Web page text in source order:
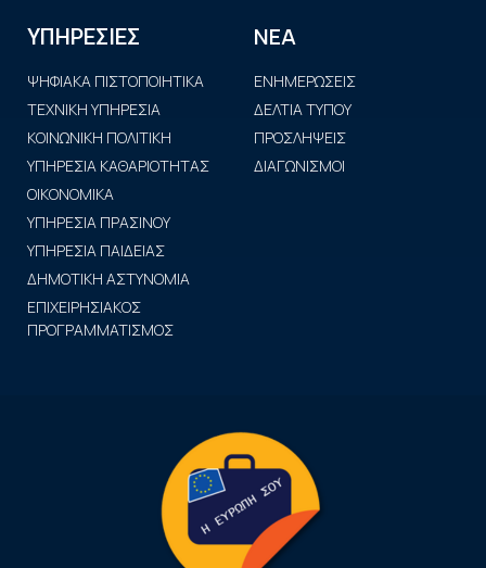
ΥΠΗΡΕΣΙΕΣ
ΨΗΦΙΑΚΑ ΠΙΣΤΟΠΟΙΗΤΙΚΑ
ΤΕΧΝΙΚΗ ΥΠΗΡΕΣΙΑ
ΚΟΙΝΩΝΙΚΗ ΠΟΛΙΤΙΚΗ
ΥΠΗΡΕΣΙΑ ΚΑΘΑΡΙΟΤΗΤΑΣ
ΟΙΚΟΝΟΜΙΚΑ
ΥΠΗΡΕΣΙΑ ΠΡΑΣΙΝΟΥ
ΥΠΗΡΕΣΙΑ ΠΑΙΔΕΙΑΣ
ΔΗΜΟΤΙΚΗ ΑΣΤΥΝΟΜΙΑ
ΕΠΙΧΕΙΡΗΣΙΑΚΟΣ
ΠΡΟΓΡΑΜΜΑΤΙΣΜΟΣ
ΝΕΑ
ΕΝΗΜΕΡΩΣΕΙΣ
ΔΕΛΤΙΑ ΤΥΠΟΥ
ΠΡΟΣΛΗΨΕΙΣ
ΔΙΑΓΩΝΙΣΜΟΙ